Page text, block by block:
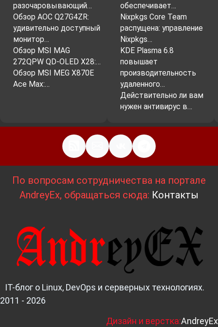
разочаровывающий…
Обзор AOC Q27G4ZR:
удивительно доступный
монитор…
Обзор MSI MAG
272QPW QD-OLED X28:…
Обзор MSI MEG X870E
Ace Max:…
обеспечивает…
Nixpkgs Core Team
распущена: управление
Nixpkgs…
KDE Plasma 6.8
повышает
производительность
удаленного…
Действительно ли вам
нужен антивирус в…
По вопросам сотрудничества на портале
AndreyEx, обращаться сюда: Контакты
IT-блог о Linux, DevOps и серверных технологиях.
2011 - 2026
Дизайн и верстка:AndreyEx